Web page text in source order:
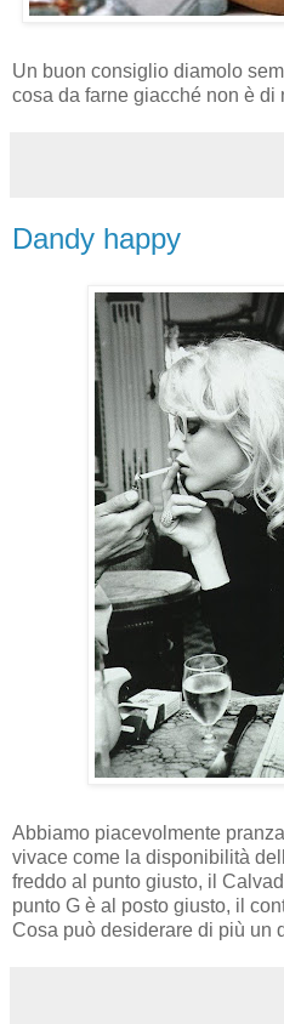
Un buon consiglio diamolo
cosa da farne giacché non è
Dandy happy
Abbiamo piacevolmente
vivace come la disponibilità
freddo al punto giusto, il
punto G è al posto giusto, il
Cosa può desiderare di più un